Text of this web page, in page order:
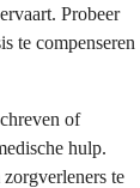
Probeer
te compenseren
of
hulp.
te